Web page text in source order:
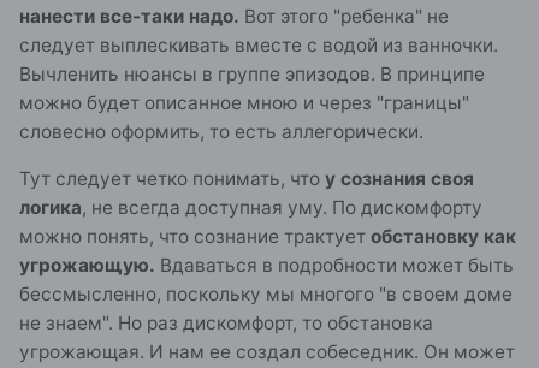
нанести все-таки надо. Вот этого "ребенка" не
следует выплескивать вместе с водой из ванночки.
Вычленить нюансы в группе эпизодов. В принципе
можно будет описанное мною и через "границы"
словесно оформить, то есть аллегорически.
Тут следует четко понимать, что у сознания своя
логика, не всегда доступная уму. По дискомфорту
можно понять, что сознание трактует обстановку как
угрожающую. Вдаваться в подробности может быть
бессмысленно, поскольку мы многого "в своем доме
не знаем". Но раз дискомфорт, то обстановка
угрожающая. И нам ее создал собеседник. Он может